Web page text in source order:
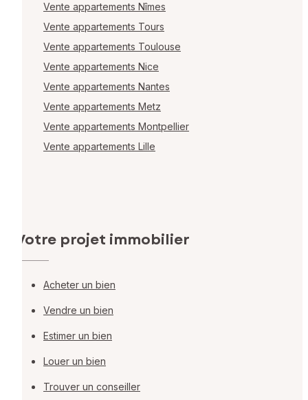
Vente appartements Nîmes
Vente appartements Tours
Vente appartements Toulouse
Vente appartements Nice
Vente appartements Nantes
Vente appartements Metz
Vente appartements Montpellier
Vente appartements Lille
Votre projet immobilier
Acheter un bien
Vendre un bien
Estimer un bien
Louer un bien
Trouver un conseiller